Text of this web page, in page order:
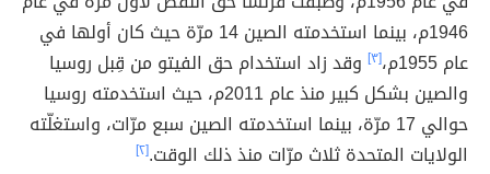
1946م، بينما استخدمته الصين 14 مرّة حيث كان أولها في
عام 1955م،
[٣]
وقد زاد استخدام حق الفيتو من قِبل روسيا
والصين بشكل كبير منذ عام 2011م، حيث استخدمته روسيا
حوالي 17 مرّة، بينما استخدمته الصين سبع مرّات، واستغلّته
الولايات المتحدة ثلاث مرّات منذ ذلك الوقت.[٢]